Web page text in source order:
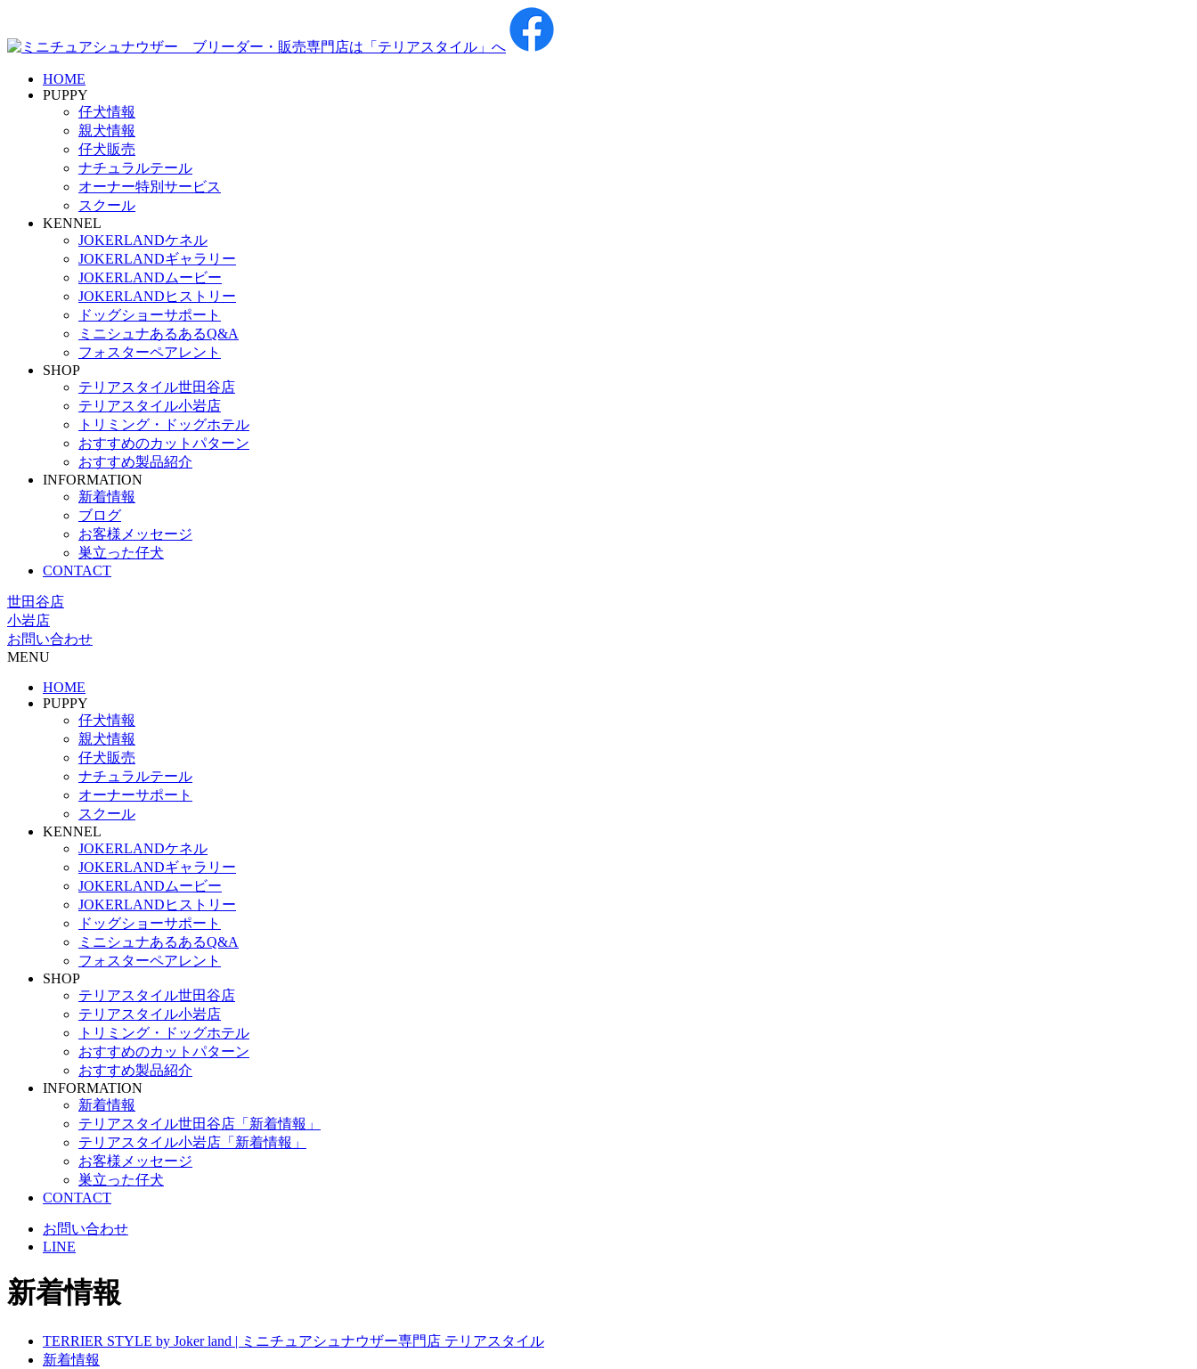
HOME
PUPPY
仔犬情報
親犬情報
仔犬販売
ナチュラルテール
オーナー特別サービス
スクール
KENNEL
JOKERLANDケネル
JOKERLANDギャラリー
JOKERLANDムービー
JOKERLANDヒストリー
ドッグショーサポート
ミニシュナあるあるQ&A
フォスターペアレント
SHOP
テリアスタイル世田谷店
テリアスタイル小岩店
トリミング・ドッグホテル
おすすめのカットパターン
おすすめ製品紹介
INFORMATION
新着情報
ブログ
お客様メッセージ
巣立った仔犬
CONTACT
世田谷店
小岩店
お問い合わせ
MENU
HOME
PUPPY
仔犬情報
親犬情報
仔犬販売
ナチュラルテール
オーナーサポート
スクール
KENNEL
JOKERLANDケネル
JOKERLANDギャラリー
JOKERLANDムービー
JOKERLANDヒストリー
ドッグショーサポート
ミニシュナあるあるQ&A
フォスターペアレント
SHOP
テリアスタイル世田谷店
テリアスタイル小岩店
トリミング・ドッグホテル
おすすめのカットパターン
おすすめ製品紹介
INFORMATION
新着情報
テリアスタイル世田谷店「新着情報」
テリアスタイル小岩店「新着情報」
お客様メッセージ
巣立った仔犬
CONTACT
お問い合わせ
LINE
新着情報
TERRIER STYLE by Joker land | ミニチュアシュナウザー専門店 テリアスタイル
新着情報